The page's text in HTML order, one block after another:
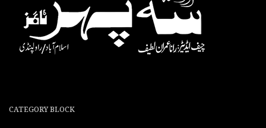
CATEGORY BLOCK